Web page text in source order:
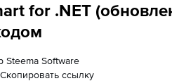
for .NET
Steema Software
Скопировать ссылку